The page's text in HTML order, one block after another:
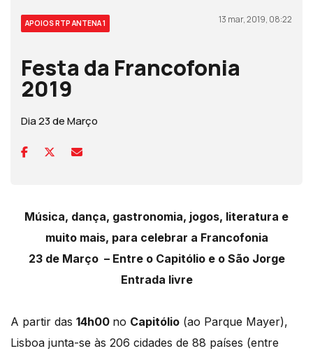
APOIOS RTP ANTENA 1 13 mar, 2019, 08:22
Festa da Francofonia
2019
Dia 23 de Março
Música, dança, gastronomia, jogos, literatura e
muito mais, para celebrar a Francofonia
23 de Março – Entre o Capitólio e o São Jorge
Entrada livre
A partir das 14h00 no Capitólio (ao Parque Mayer),
Lisboa junta-se às 206 cidades de 88 países (entre